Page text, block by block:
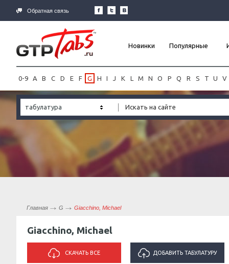
Обратная связь
Новинки Популярные
0-9 A B C D E F G H I J K L M N O P Q R S T U V
табулатура
Главная G Giacchino, Michael
Giacchino, Michael
СКАЧАТЬ ВСЕ ДОБАВИТЬ ТАБУЛАТУРУ